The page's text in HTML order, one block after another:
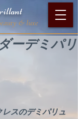
& luxe
ーデミパリ
スのデミパリュ